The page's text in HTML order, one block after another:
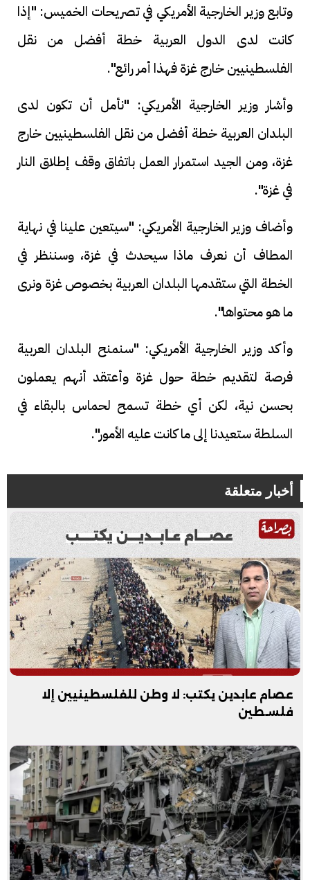
وتابع وزير الخارجية الأمريكي في تصريحات الخميس: "إذا
كانت لدى الدول العربية خطة أفضل من نقل
الفلسطينيين خارج غزة فهذا أمر رائع".
وأشار وزير الخارجية الأمريكي: "نأمل أن تكون لدى
البلدان العربية خطة أفضل من نقل الفلسطينيين خارج
غزة، ومن الجيد استمرار العمل باتفاق وقف إطلاق النار
في غزة".
وأضاف وزير الخارجية الأمريكي: "سيتعين علينا في نهاية
المطاف أن نعرف ماذا سيحدث في غزة، وسننظر في
الخطة التي ستقدمها البلدان العربية بخصوص غزة ونرى
ما هو محتواها".
وأكد وزير الخارجية الأمريكي: "سنمنح البلدان العربية
فرصة لتقديم خطة حول غزة وأعتقد أنهم يعملون
بحسن نية، لكن أي خطة تسمح لحماس بالبقاء في
السلطة ستعيدنا إلى ما كانت عليه الأمور".
أخبار متعلقة
عصام عابدين يكتب: لا وطن للفلسطينيين إلا
فلسـطين